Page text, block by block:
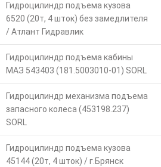
Гидроцилиндр подъема кузова
6520 (20т, 4 шток) без замедлителя
/ Атлант Гидравлик
Гидроцилиндр подъема кабины
МАЗ 543403 (181.5003010-01) SORL
Гидроцилиндр механизма подъема
запасного колеса (453198.237)
SORL
Гидроцилиндр подъема кузова
45144 (20т, 4 шток) / г.Брянск